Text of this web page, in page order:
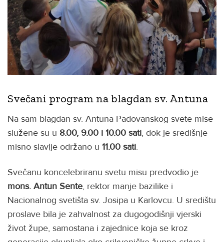
Svečani program na blagdan sv. Antuna
Na sam blagdan sv. Antuna Padovanskog svete mise
služene su u 8.00, 9.00 i 10.00 sati, dok je središnje
misno slavlje održano u 11.00 sati.
Svečanu koncelebriranu svetu misu predvodio je
mons. Antun Sente, rektor manje bazilike i
Nacionalnog svetišta sv. Josipa u Karlovcu. U središtu
proslave bila je zahvalnost za dugogodišnji vjerski
život župe, samostana i zajednice koja se kroz